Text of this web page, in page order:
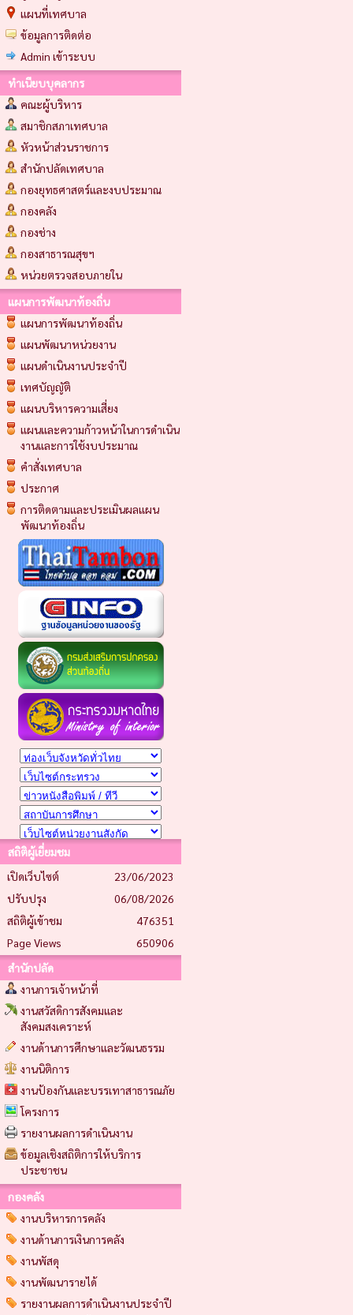
แผนที่เทศบาล
ข้อมูลการติดต่อ
Admin เข้าระบบ
ทำเนียบบุคลากร
คณะผู้บริหาร
สมาชิกสภาเทศบาล
หัวหน้าส่วนราชการ
สำนักปลัดเทศบาล
กองยุทธศาสตร์และงบประมาณ
กองคลัง
กองช่าง
กองสาธารณสุขฯ
หน่วยตรวจสอบภายใน
แผนการพัฒนาท้องถิ่น
แผนการพัฒนาท้องถิ่น
แผนพัฒนาหน่วยงาน
แผนดำเนินงานประจำปี
เทศบัญญัติ
แผนบริหารความเสี่ยง
แผนและความก้าวหน้าในการดำเนิน
งานและการใช้งบประมาณ
คำสั่งเทศบาล
ประกาศ
การติดตามและประเมินผลแผน
พัฒนาท้องถิ่น
สถิติผู้เยี่ยมชม
เปิดเว็บไซต์
23/06/2023
ปรับปรุง
06/08/2026
สถิติผู้เข้าชม
476351
Page Views
650906
สำนักปลัด
งานการเจ้าหน้าที่
งานสวัสดิการสังคมและ
สังคมสงเคราะห์
งานด้านการศึกษาและวัฒนธรรม
งานนิติการ
งานป้องกันและบรรเทาสาธารณภัย
โครงการ
รายงานผลการดำเนินงาน
ข้อมูลเชิงสถิติการให้บริการ
ประชาชน
กองคลัง
งานบริหารการคลัง
งานด้านการเงินการคลัง
งานพัสดุ
งานพัฒนารายได้
รายงานผลการดำเนินงานประจำปี